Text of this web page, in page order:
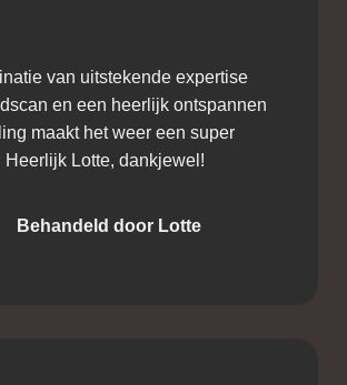
van uitstekende expertise
en een heerlijk ontspannen
maakt het weer een super
Heerlijk Lotte, dankjewel!
Behandeld door Lotte